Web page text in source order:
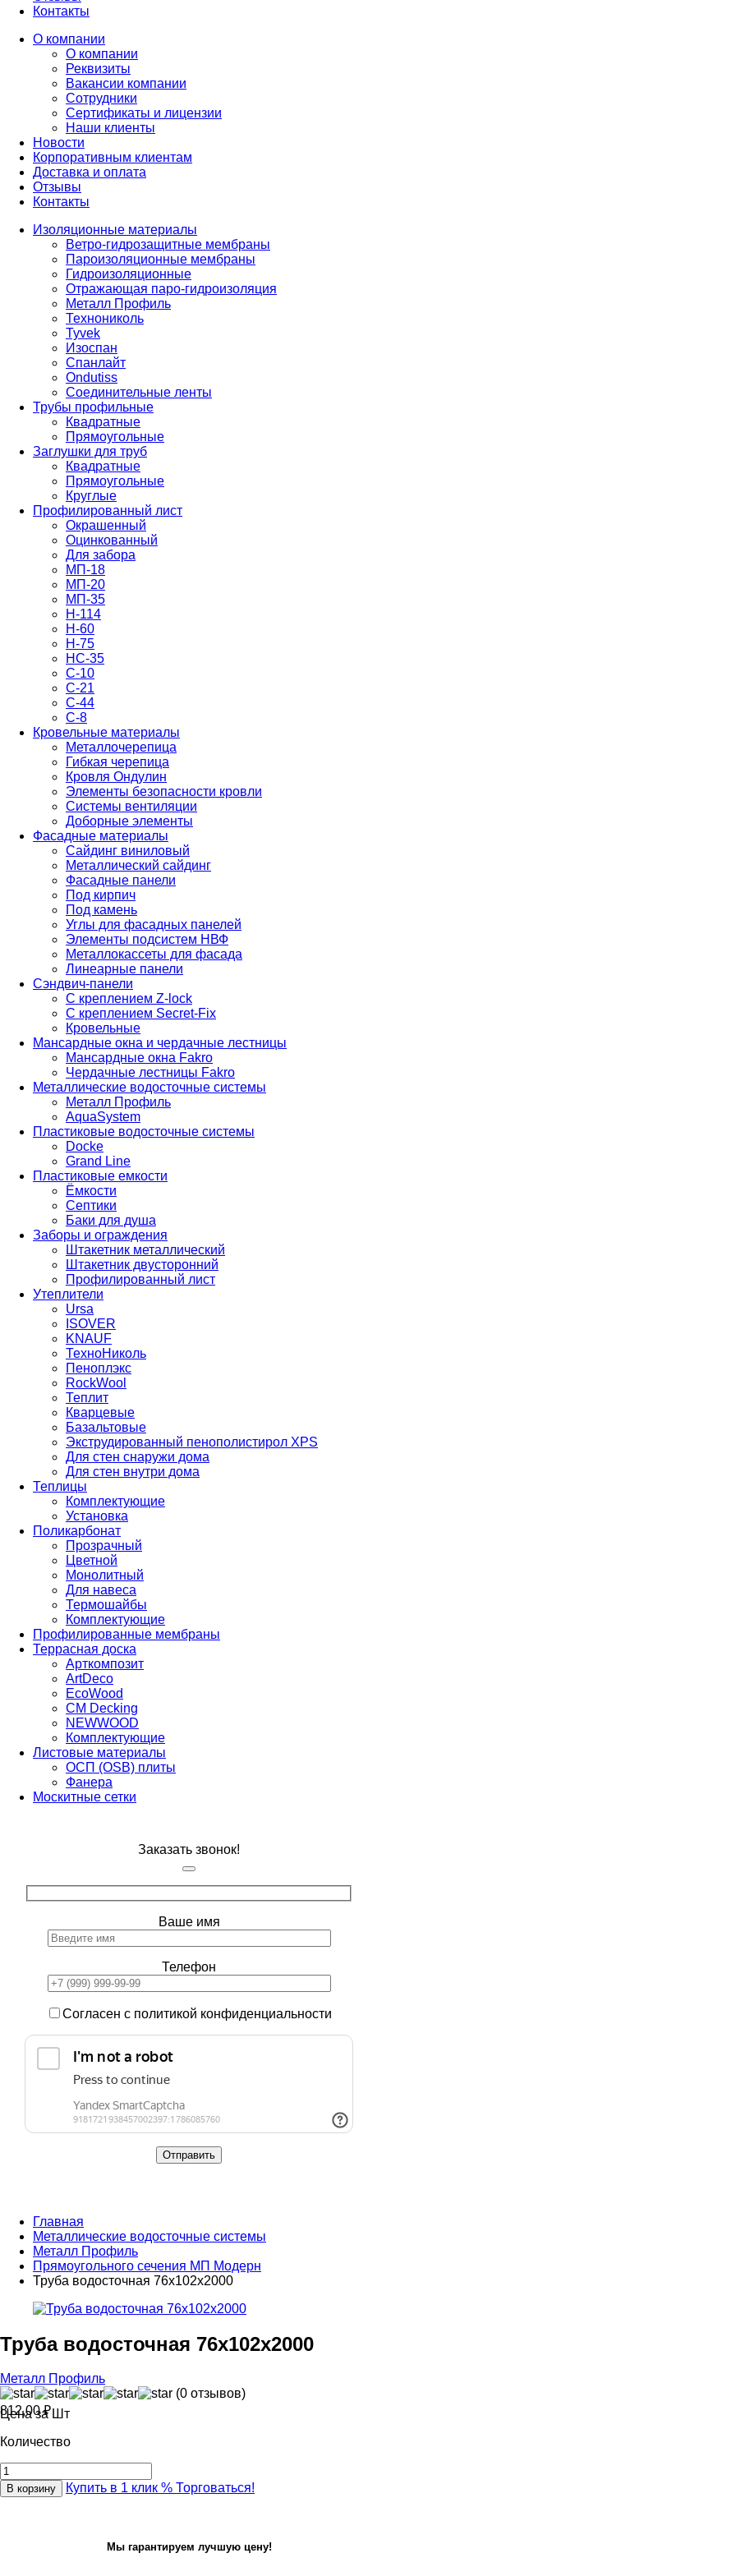
Контакты
О компании
О компании
Реквизиты
Вакансии компании
Сотрудники
Сертификаты и лицензии
Наши клиенты
Новости
Корпоративным клиентам
Доставка и оплата
Отзывы
Контакты
Изоляционные материалы
Ветро-гидрозащитные мембраны
Пароизоляционные мембраны
Гидроизоляционные
Отражающая паро-гидроизоляция
Металл Профиль
Технониколь
Tyvek
Изоспан
Спанлайт
Ondutiss
Соединительные ленты
Трубы профильные
Квадратные
Прямоугольные
Заглушки для труб
Квадратные
Прямоугольные
Круглые
Профилированный лист
Окрашенный
Оцинкованный
Для забора
МП-18
МП-20
МП-35
Н-114
Н-60
Н-75
НС-35
С-10
С-21
С-44
С-8
Кровельные материалы
Металлочерепица
Гибкая черепица
Кровля Ондулин
Элементы безопасности кровли
Системы вентиляции
Доборные элементы
Фасадные материалы
Сайдинг виниловый
Металлический сайдинг
Фасадные панели
Под кирпич
Под камень
Углы для фасадных панелей
Элементы подсистем НВФ
Металлокассеты для фасада
Линеарные панели
Сэндвич-панели
С креплением Z-lock
С креплением Secret-Fix
Кровельные
Мансардные окна и чердачные лестницы
Мансардные окна Fakro
Чердачные лестницы Fakro
Металлические водосточные системы
Металл Профиль
AquaSystem
Пластиковые водосточные системы
Docke
Grand Line
Пластиковые емкости
Ёмкости
Септики
Баки для душа
Заборы и ограждения
Штакетник металлический
Штакетник двусторонний
Профилированный лист
Утеплители
Ursa
ISOVER
KNAUF
ТехноНиколь
Пеноплэкс
RockWool
Теплит
Кварцевые
Базальтовые
Экструдированный пенополистирол XPS
Для стен снаружи дома
Для стен внутри дома
Теплицы
Комплектующие
Установка
Поликарбонат
Прозрачный
Цветной
Монолитный
Для навеса
Термошайбы
Комплектующие
Профилированные мембраны
Террасная доска
Арткомпозит
ArtDeco
EcoWood
CM Decking
NEWWOOD
Комплектующие
Листовые материалы
ОСП (OSB) плиты
Фанера
Москитные сетки
Заказать звонок!
Ваше имя
Телефон
Согласен с политикой конфиденциальности
Главная
Металлические водосточные системы
Металл Профиль
Прямоугольного сечения МП Модерн
Труба водосточная 76х102х2000
Труба водосточная 76х102х2000
Металл Профиль
(0 отзывов)
812,00₽
Цена за Шт
Количество
В корзину Купить в 1 клик % Торговаться!
Мы гарантируем лучшую цену!